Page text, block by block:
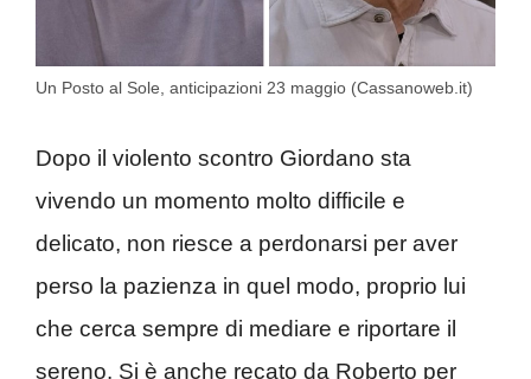
Un Posto al Sole, anticipazioni 23 maggio (Cassanoweb.it)
Dopo il violento scontro Giordano sta
vivendo un momento molto difficile e
delicato, non riesce a perdonarsi per aver
perso la pazienza in quel modo, proprio lui
che cerca sempre di mediare e riportare il
sereno. Si è anche recato da Roberto per